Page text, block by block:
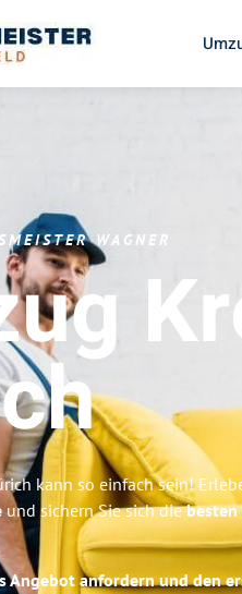
WAGNER
kann so einfach sein!
und sichern Sie sich diebesten
Angebot anfordern und den